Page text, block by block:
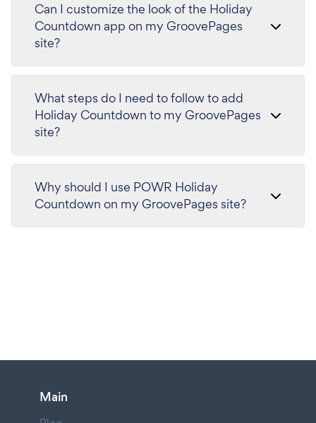
Can I customize the look of the Holiday
Countdown app on my GroovePages
site?
What steps do I need to follow to add
Holiday Countdown to my GroovePages
site?
Why should I use POWR Holiday
Countdown on my GroovePages site?
Main